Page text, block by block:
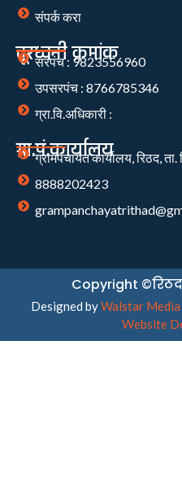
संपर्क करा
दूरध्वनी क्रमांक
सरपंच : 9823556960
उपसरपंच : 8766785346
ग्रा.वि.अधिकारी :
ग्रा.पं.कार्यालय
ग्रामपंचायत कार्यालय, रिठद, ता.
8888202423
Copyright
Designed byWalstar Media
Website